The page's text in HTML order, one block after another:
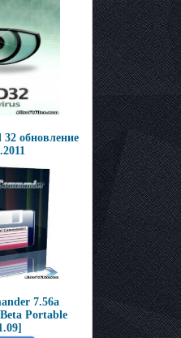
обновление
7.56a
Portable